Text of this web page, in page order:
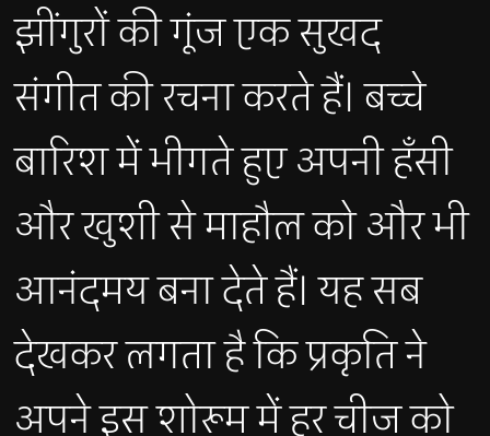
झींगुरों की गूंज एक सुखद
संगीत की रचना करते हैं। बच्चे
बारिश में भीगते हुए अपनी हँसी
और खुशी से माहौल को और भी
आनंदमय बना देते हैं। यह सब
देखकर लगता है कि प्रकृति ने
अपने इस शोरूम में हर चीज को